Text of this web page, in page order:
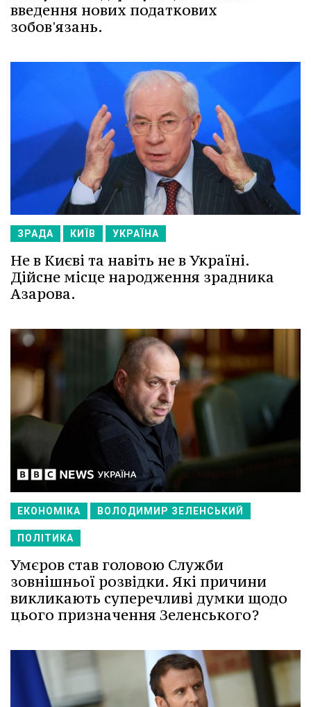
введення нових податкових
зобов'язань.
ЗРАДА КИЇВ УКРАЇНА
Не в Києві та навіть не в Україні.
Дійсне місце народження зрадника
Азарова.
ЕКОНОМІКА ВОЛОДИМИР ЗЕЛЕНСЬКИЙ
ПОЛІТИКА
Умєров став головою Служби
зовнішньої розвідки. Які причини
викликають суперечливі думки щодо
цього призначення Зеленського?